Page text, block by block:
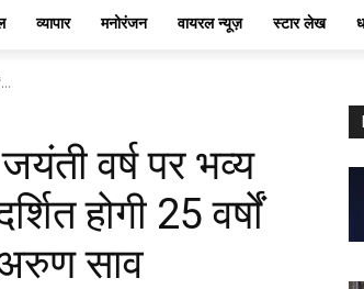
व्यापार मनोरंजन वायरल न्यूज़ स्टार लेख
वर्ष पर भव्य
होगी 25 वर्षों
साव